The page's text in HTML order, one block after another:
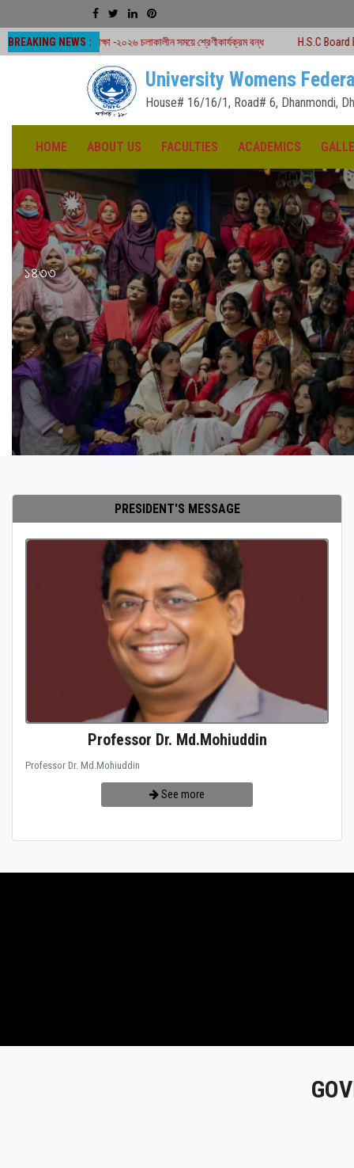
BREAKING NEWS :
-২০২৬ চলাকালীন সময়ে শ্রেণীকার্যক্রম বন্ধ H.S.C Board Exam Seat Plan (
University Womens
House# 16/16/1, Road# 6, Dhanmondi,
HOME ABOUT US FACULTIES ACADEMICS
১৪৩৩
PRESIDENT'S MESSAGE
Professor Dr. Md.Mohiuddin
Professor Dr. Md.Mohiuddin
See more